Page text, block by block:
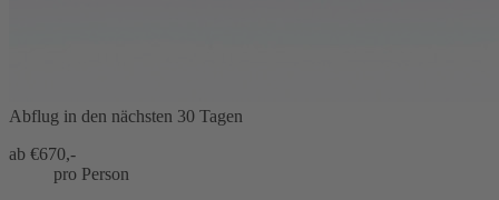
Abflug in den nächsten 30 Tagen
ab €670,-
pro Person